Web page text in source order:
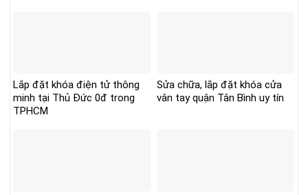
Lắp đặt khóa điện tử thông
minh tại Thủ Đức 0đ trong
TPHCM
Sửa chữa, lắp đặt khóa cửa
vân tay quận Tân Bình uy tín